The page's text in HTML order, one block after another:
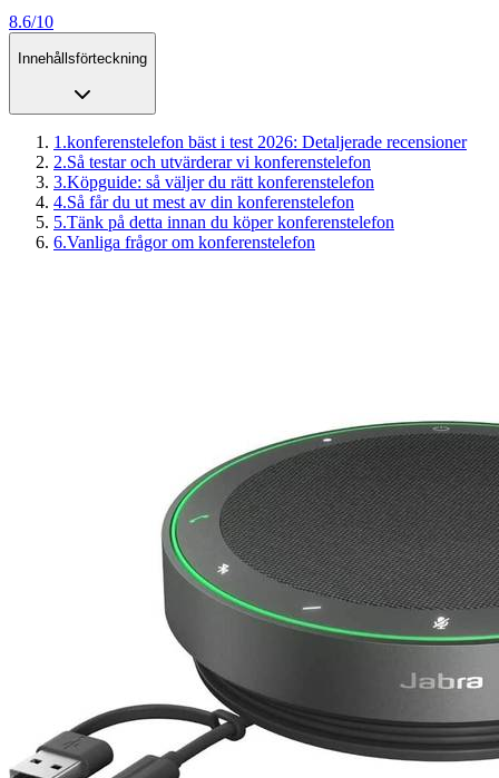
8.6/10
Innehållsförteckning
1 .konferenstelefon bäst i test 2026: Detaljerade recensioner
2.Så testar och utvärderar vi konferenstelefon
3.Köpguide: så väljer du rätt konferenstelefon
4.Så får du ut mest av din konferenstelefon
5.Tänk på detta innan du köper konferenstelefon
6.Vanliga frågor om konferenstelefon